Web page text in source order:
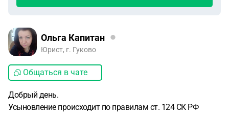
Ольга Капитан
Юрист, г. Гуково
Общаться в чате
Добрый день.
Усыновление происходит по правилам ст. 124 СК РФ